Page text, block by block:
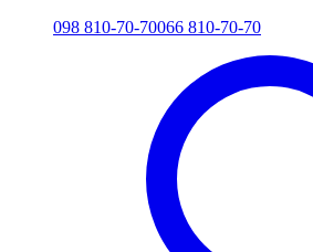
098 810-70-70066 810-70-70